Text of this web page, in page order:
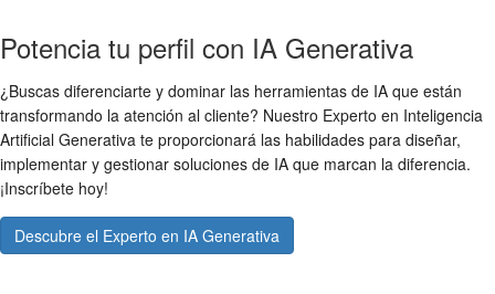
Potencia tu perfil con IA Generativa
¿Buscas diferenciarte y dominar las herramientas de IA que están
transformando la atención al cliente? Nuestro Experto en Inteligencia
Artificial Generativa te proporcionará las habilidades para diseñar,
implementar y gestionar soluciones de IA que marcan la diferencia.
¡Inscríbete hoy!
Descubre el Experto en IA Generativa